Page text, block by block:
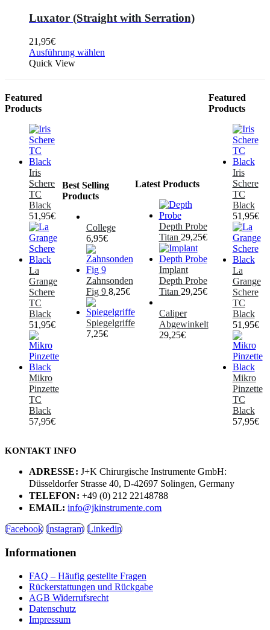
Luxator (Straight with Serration)
21,95€
Ausführung wählen
Quick View
Featured
Products
Iris
Schere
TC
Black
51,95€
La
Grange
Schere
TC
Black
51,95€
Mikro
Pinzette
TC
Black
57,95€
Best Selling
Products
College
6,95€
Zahnsonden
Fig 9 8,25€
Spiegelgriffe
7,25€
Latest Products
Depth Probe
Titan 29,25€
Implant
Depth Probe
Titan 29,25€
Caliper
Abgewinkelt
29,25€
Featured
Products
Iris
Schere
TC
Black
51,95€
La
Grange
Schere
TC
Black
51,95€
Mikro
Pinzette
TC
Black
57,95€
KONTAKT INFO
ADRESSE: J+K Chirurgische Instrumente GmbH:
Düsseldorfer Strasse 40, D-42697 Solingen, Germany
TELEFON: +49 (0) 212 22148788
EMAIL: info@jkinstrumente.com
Facebook Instagram Linkedin
Informationen
FAQ – Häufig gestellte Fragen
Rückerstattungen und Rückgabe
AGB Widerrufsrecht
Datenschutz
Impressum